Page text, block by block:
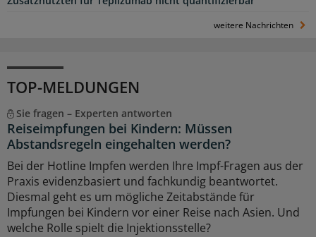
weitere Nachrichten
TOP-MELDUNGEN
Sie fragen – Experten antworten
Reiseimpfungen bei Kindern: Müssen
Abstandsregeln eingehalten werden?
Bei der Hotline Impfen werden Ihre Impf-Fragen aus der
Praxis evidenzbasiert und fachkundig beantwortet.
Diesmal geht es um mögliche Zeitabstände für
Impfungen bei Kindern vor einer Reise nach Asien. Und
welche Rolle spielt die Injektionsstelle?